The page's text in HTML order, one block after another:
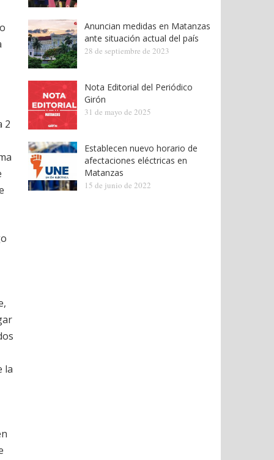
2
la
Anuncian medidas en Matanzas
ante situación actual del país
28 de septiembre de 2023
Nota Editorial del Periódico
Girón
31 de mayo de 2025
Establecen nuevo horario de
afectaciones eléctricas en
Matanzas
15 de junio de 2022